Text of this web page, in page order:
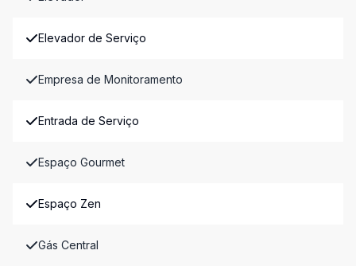
Elevador de Serviço
Empresa de Monitoramento
Entrada de Serviço
Espaço Gourmet
Espaço Zen
Gás Central